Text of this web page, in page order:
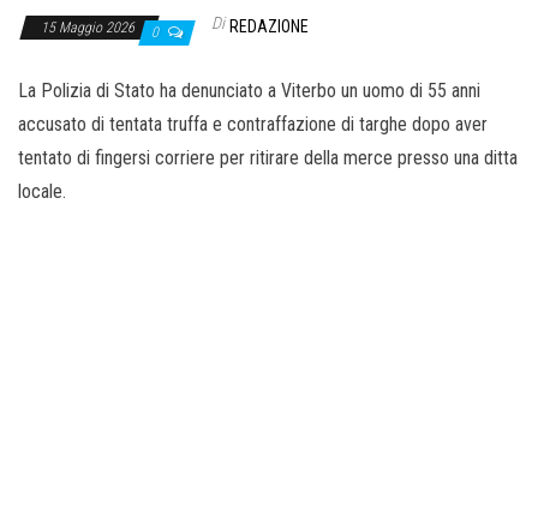
15 Maggio 2026 0 Di REDAZIONE
La Polizia di Stato ha denunciato a Viterbo un uomo di 55 anni
accusato di tentata truffa e contraffazione di targhe dopo aver
tentato di fingersi corriere per ritirare della merce presso una ditta
locale.